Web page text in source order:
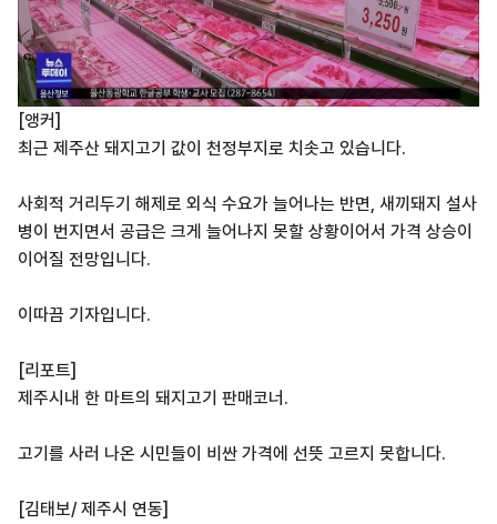
[앵커]
최근 제주산 돼지고기 값이 천정부지로 치솟고 있습니다.
사회적 거리두기 해제로 외식 수요가 늘어나는 반면, 새끼돼지 설사
병이 번지면서 공급은 크게 늘어나지 못할 상황이어서 가격 상승이
이어질 전망입니다.
이따끔 기자입니다.
[리포트]
제주시내 한 마트의 돼지고기 판매코너.
고기를 사러 나온 시민들이 비싼 가격에 선뜻 고르지 못합니다.
[김태보/ 제주시 연동]